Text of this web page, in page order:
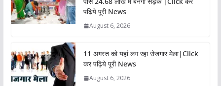
पढ़िये पूरी News
August 6, 2026
11 अगस्त को यहां लग रहा रोजगार मेला|Click
कर पढ़िये पूरी News
August 6, 2026